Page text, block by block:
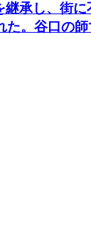
承し、街
た。谷口の